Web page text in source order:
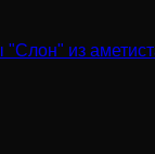
"Слон" из